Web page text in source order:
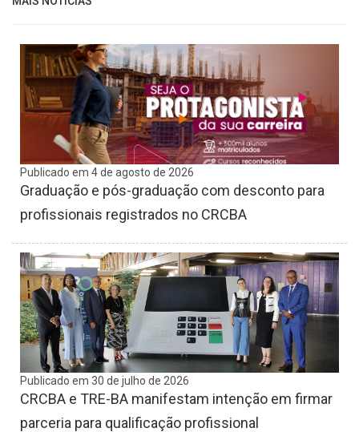
Publicado em 4 de agosto de 2026
Graduação e pós-graduação com desconto para
profissionais registrados no CRCBA
Publicado em 30 de julho de 2026
CRCBA e TRE-BA manifestam intenção em firmar
parceria para qualificação profissional